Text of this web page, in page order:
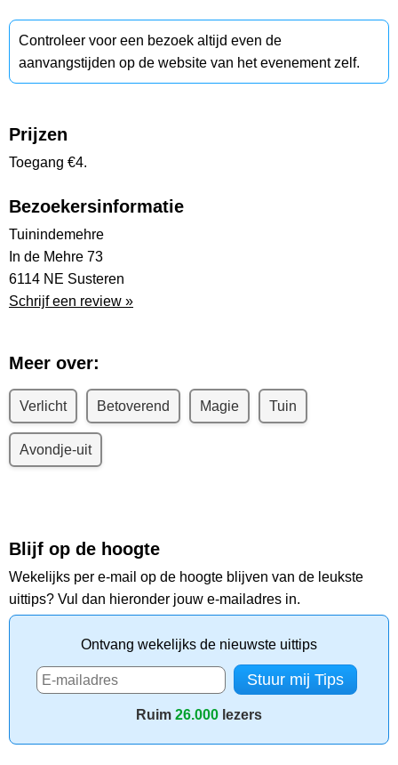
Controleer voor een bezoek altijd even de
aanvangstijden op de website van het evenement zelf.
Prijzen
Toegang €4.
Bezoekersinformatie
Tuinindemehre
In de Mehre 73
6114 NE Susteren
Schrijf een review »
Meer over:
Verlicht Betoverend Magie Tuin
Avondje-uit
Blijf op de hoogte
Wekelijks per e-mail op de hoogte blijven van de leukste
uittips? Vul dan hieronder jouw e-mailadres in.
Ontvang wekelijks de nieuwste uittips
Ruim 26.000 lezers